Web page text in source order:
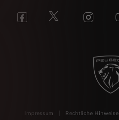
Impressum Rechtliche Hinweise